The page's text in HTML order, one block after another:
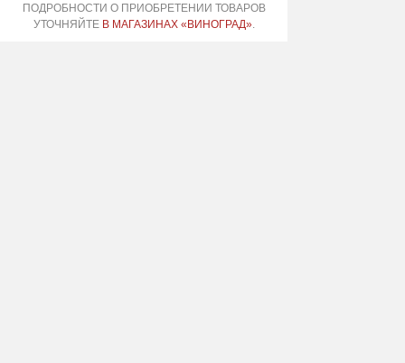
ПОДРОБНОСТИ О ПРИОБРЕТЕНИИ ТОВАРОВ
УТОЧНЯЙТЕ В МАГАЗИНАХ «ВИНОГРАД».